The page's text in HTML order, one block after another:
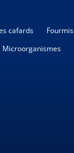
cafards
Fourmis
Microorganismes